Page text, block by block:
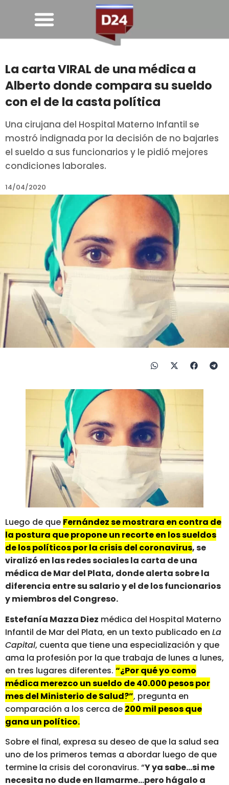
La carta VIRAL de una médica a
Alberto donde compara su sueldo
con el de la casta política
Una cirujana del Hospital Materno Infantil se
mostró indignada por la decisión de no bajarles
el sueldo a sus funcionarios y le pidió mejores
condiciones laborales.
14/04/2020
Luego de que Fernández se mostrara en contra de
la postura que propone un recorte en los sueldos
de los políticos por la crisis del coronavirus, se
viralizó en las redes sociales la carta de una
médica de Mar del Plata, donde alerta sobre la
diferencia entre su salario y el de los funcionarios
y miembros del Congreso.
Estefanía Mazza Diez médica del Hospital Materno
Infantil de Mar del Plata, en un texto publicado en La
Capital, cuenta que tiene una especialización y que
ama la profesión por la que trabaja de lunes a lunes,
en tres lugares diferentes. “¿Por qué yo como
médica merezco un sueldo de 40.000 pesos por
mes del Ministerio de Salud?”, pregunta en
comparación a los cerca de 200 mil pesos que
gana un político.
Sobre el final, expresa su deseo de que la salud sea
uno de los primeros temas a abordar luego de que
termine la crisis del coronavirus. “Y ya sabe…si me
necesita no dude en llamarme…pero hágalo a